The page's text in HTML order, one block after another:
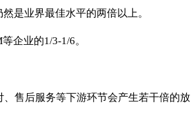
是业界最佳水平的两倍以上。
企业的1/3-1/6。
售后服务等下游环节会产生若干倍的放